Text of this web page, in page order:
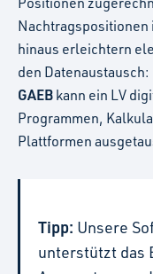
Nachtragspositionen
hinaus erleichtern
den
GAEB kann ein LV
Programmen,
Plattformen
Tipp: Unsere
unterstützt das